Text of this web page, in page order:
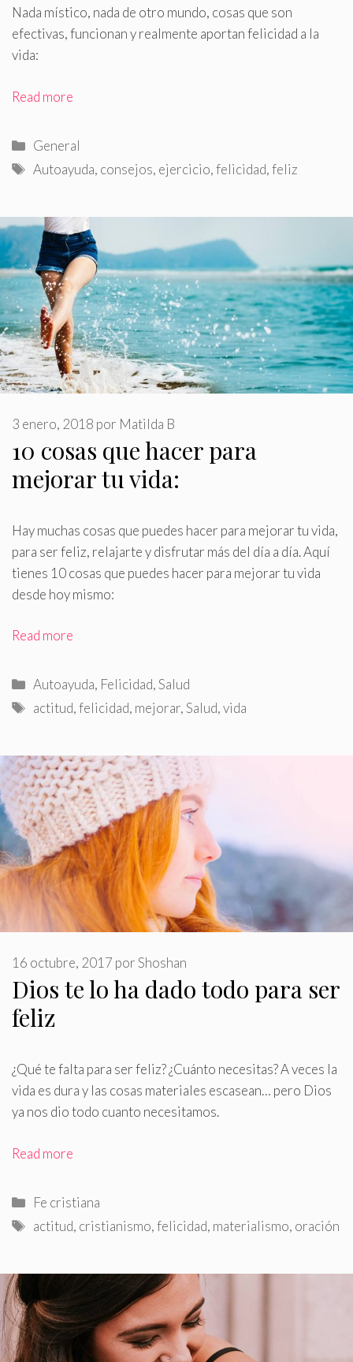
Nada místico, nada de otro mundo, cosas que son
efectivas, funcionan y realmente aportan felicidad a la
vida:
Read more
Categorías
General
Etiquetas
Autoayuda, consejos, ejercicio,felicidad,feliz
10 cosas que hacer para
mejorar tu vida:
3 enero, 2018 por Matilda B
Hay muchas cosas que puedes hacer para mejorar tu vida,
para ser feliz, relajarte y disfrutar más del día a día.Aquí
tienes 10 cosas que puedes hacer para mejorar tu vida
desde hoy mismo:
Read more
Categorías
Autoayuda, Felicidad,Salud
Etiquetas
actitud,felicidad, mejorar,Salud,vida
Dios te lo ha dado todo para ser
feliz
16 octubre, 2017 porShoshan
¿Qué te falta para ser feliz? ¿Cuánto necesitas? A veces la
vida es dura y las cosas materiales escasean… pero Dios
ya nos dio todo cuanto necesitamos.
Read more
Categorías
Fe cristiana
Etiquetas
actitud, cristianismo,felicidad, materialismo, oración